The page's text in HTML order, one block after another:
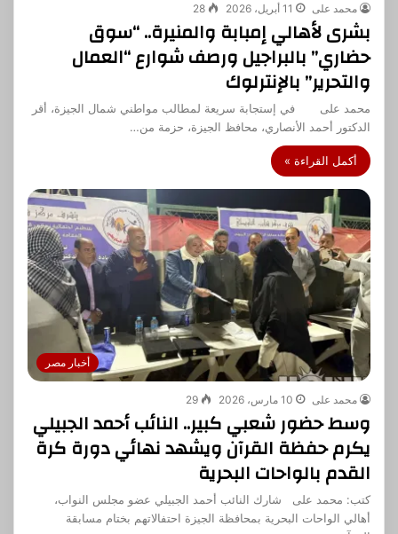
محمد على 11 أبريل، 2026 28
بشرى لأهالي إمبابة والمنيرة.. “سوق
حضاري” بالبراجيل ورصف شوارع “العمال
والتحرير” بالإنترلوك
محمد على في إستجابة سريعة لمطالب مواطني شمال الجيزة، أقر
الدكتور أحمد الأنصاري، محافظ الجيزة، حزمة من…
أكمل القراءة »
أخبار مصر
محمد على 10 مارس، 2026 29
وسط حضور شعبي كبير.. النائب أحمد الجبيلي
يكرم حفظة القرآن ويشهد نهائي دورة كرة
القدم بالواحات البحرية
كتب: محمد على شارك النائب أحمد الجبيلي عضو مجلس النواب،
أهالي الواحات البحرية بمحافظة الجيزة احتفالاتهم بختام مسابقة